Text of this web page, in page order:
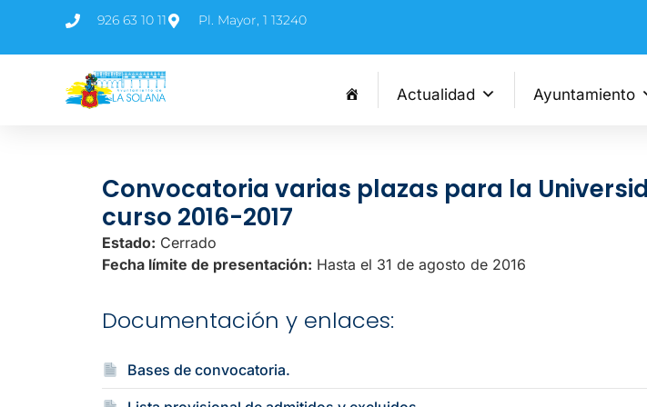
926 63 10 11 Pl. Mayor, 1 13240
Actualidad Ayuntamiento
Convocatoria varias plazas para la
curso 2016-2017
Estado: Cerrado
Fecha límite de presentación: Hasta el 31 de agosto de 2016
Documentación y enlaces:
Bases de convocatoria.